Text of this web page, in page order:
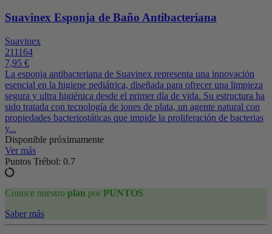
Suavinex Esponja de Baño Antibacteriana
Suavinex
211164
7,95 €
La esponja antibacteriana de Suavinex representa una innovación
esencial en la higiene pediátrica, diseñada para ofrecer una limpieza
segura y ultra higiénica desde el primer día de vida. Su estructura ha
sido tratada con tecnología de iones de plata, un agente natural con
propiedades bacteriostáticas que impide la proliferación de bacterias
y...
Disponible próximamente
Ver más
Puntos Trébol: 0.7
Conoce nuestro plan por PUNTOS
Saber más